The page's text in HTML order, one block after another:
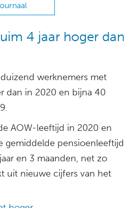
4 jaar hoger dan
werknemers met
dan in 2020 en bijna 40
AOW-leeftijd in 2020 en
gemiddelde pensioenleeftijd
en 3 maanden, net zo
uit nieuwe cijfers van het